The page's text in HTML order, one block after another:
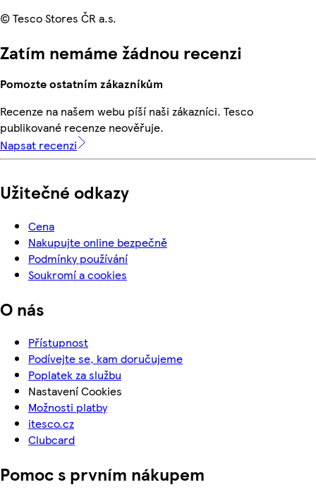
© Tesco Stores ČR a.s.
Zatím nemáme žádnou recenzi
Pomozte ostatním zákazníkům
Recenze na našem webu píší naši zákazníci. Tesco
publikované recenze neověřuje.
Napsat recenzi
Užitečné odkazy
Cena
Nakupujte online bezpečně
Podmínky používání
Soukromí a cookies
O nás
Přístupnost
Podívejte se, kam doručujeme
Poplatek za službu
Nastavení Cookies
Možnosti platby
itesco.cz
Clubcard
Pomoc s prvním nákupem